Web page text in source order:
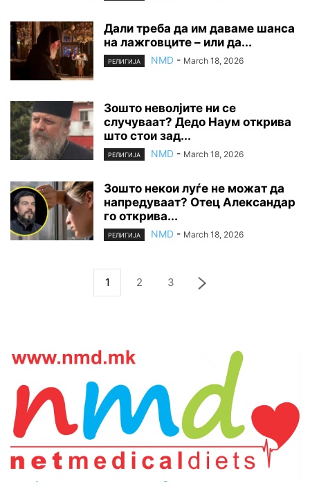
Дали треба да им даваме шанса
на лажговците – или да...
РЕЛИГИЈА NMD - March 18, 2026
Зошто неволјите ни се
случуваат? Дедо Наум открива
што стои зад...
РЕЛИГИЈА NMD - March 18, 2026
Зошто некои луѓе не можат да
напредуваат? Отец Александар
го открива...
РЕЛИГИЈА NMD - March 18, 2026
1 2 3